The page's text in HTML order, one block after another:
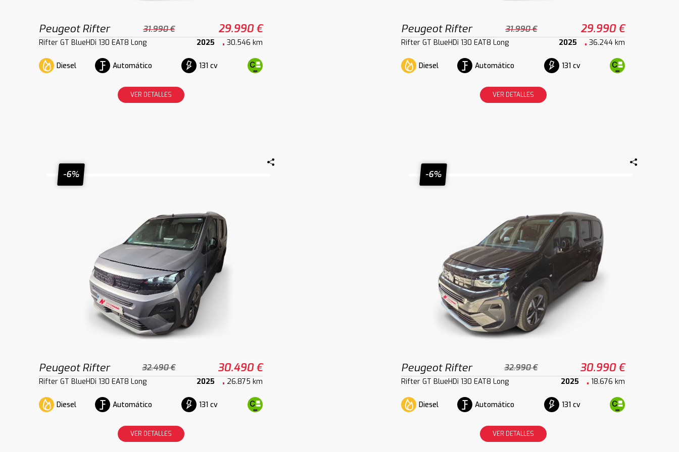
Peugeot Rifter 31.990 € 29.990 €
Rifter GT BlueHDi 130 EAT8 Long 2025 30.546 km
Diesel Automático 131 cv
VER DETALLES
Peugeot Rifter 31.990 € 29.990 €
Rifter GT BlueHDi 130 EAT8 Long 2025 36.244 km
Diesel Automático 131 cv
VER DETALLES
-6%
Peugeot Rifter 32.490 € 30.490 €
Rifter GT BlueHDi 130 EAT8 Long 2025 26.875 km
Diesel Automático 131 cv
VER DETALLES
-6%
Peugeot Rifter 32.990 € 30.990 €
Rifter GT BlueHDi 130 EAT8 Long 2025 18.676 km
Diesel Automático 131 cv
VER DETALLES